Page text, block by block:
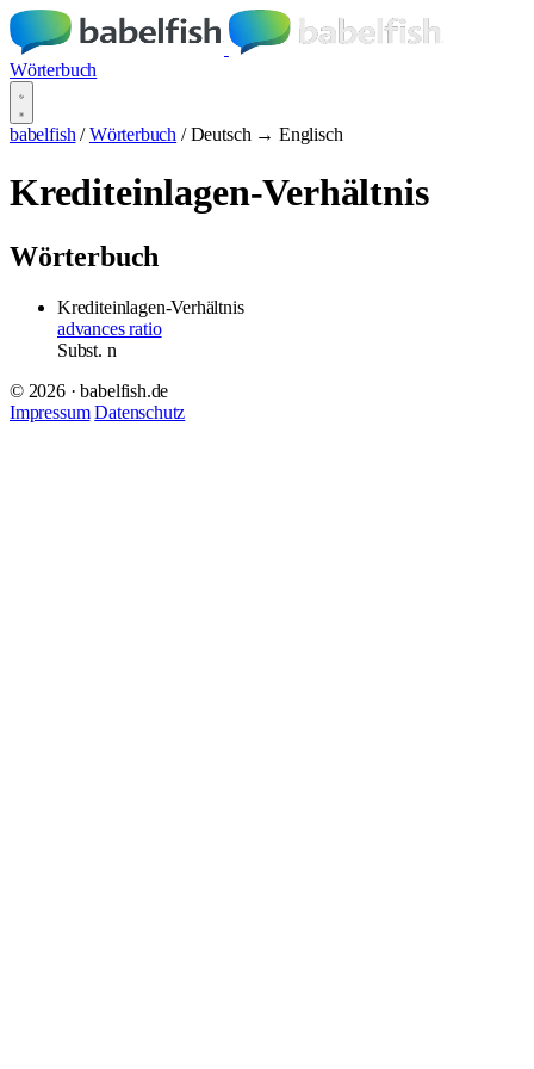
Wörterbuch
babelfish / Wörterbuch / Deutsch → Englisch
Krediteinlagen-Verhältnis
Wörterbuch
Krediteinlagen-Verhältnis
advances ratio
Subst. n
© 2026 · babelfish.de
Impressum Datenschutz